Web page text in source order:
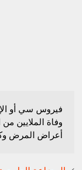
فيروس سي أو
وفاة الملايين
أعراض المرض